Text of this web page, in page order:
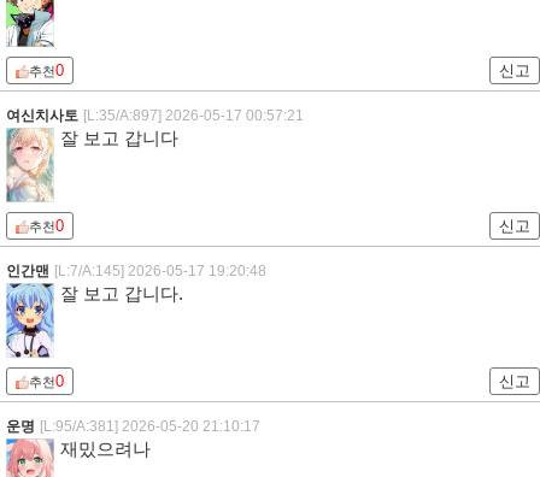
추천0 신고
여신치사토 [L:35/A:897] 2026-05-17 00:57:21
잘 보고 갑니다
추천0 신고
인간맨 [L:7/A:145] 2026-05-17 19:20:48
잘 보고 갑니다.
추천0 신고
운명 [L:95/A:381] 2026-05-20 21:10:17
재밌으려나